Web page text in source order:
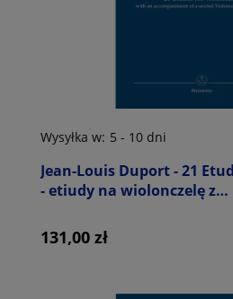
Jean-Louis Duport - 21
- etiudy na wiolonczelę z
Wysyłka w: 5 - 10 dni
131,00 zł